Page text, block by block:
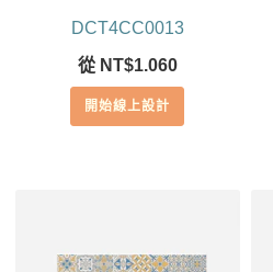
DCT4CC0013
從 NT$1.060
開始線上設計